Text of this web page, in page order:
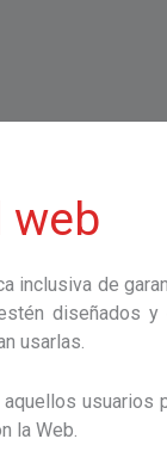
inclusiva de
diseñados
usarlas.
usuarios
la Web.